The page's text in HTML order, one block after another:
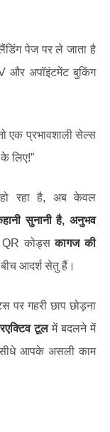
पेज पर ले जाता है
और अपॉइंटमेंट बुकिंग
एक प्रभावशाली सेल्स
लिए!”
रहा है, अब केवल
सुनानी है, अनुभव
कोड्सकागज की
आदर्श सेतु हैं।
पर गहरी छाप छोड़ना
टूलमें बदलने में
सीधे आपके असली काम